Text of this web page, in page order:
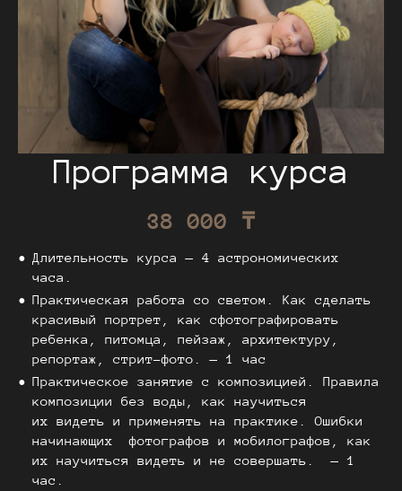
Программа курса
38 000 ₸
Длительность курса — 4 астрономических
часа.
Практическая работа со светом. Как сделать
красивый портрет, как сфотографировать
ребенка, питомца, пейзаж, архитектуру,
репортаж, стрит-фото. — 1 час
Практическое занятие с композицией. Правила
композиции без воды, как научиться
их видеть и применять на практике. Ошибки
начинающих фотографов и мобилографов, как
их научиться видеть и не совершать. — 1
час.